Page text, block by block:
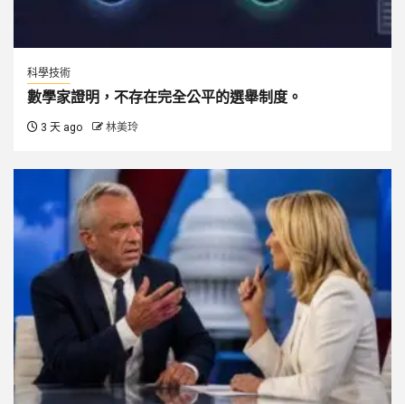
科學技術
數學家證明，不存在完全公平的選舉制度。
3 天 ago 林美玲